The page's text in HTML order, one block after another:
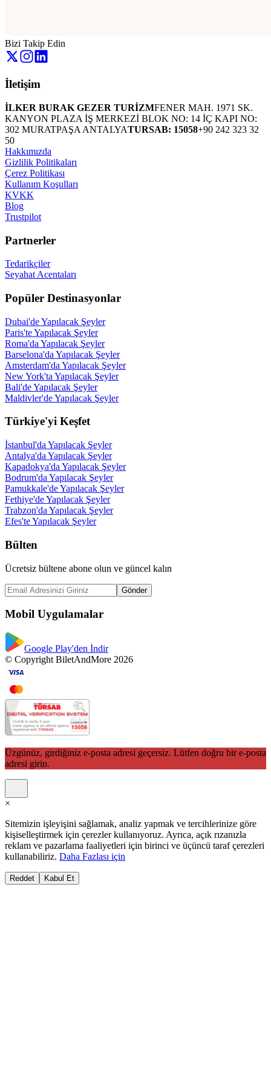
Bizi Takip Edin
İletişim
İLKER BURAK GEZER TURİZMFENER MAH. 1971 SK.
KANYON PLAZA İŞ MERKEZİ BLOK NO: 14 İÇ KAPI NO:
302 MURATPAŞA ANTALYATURSAB: 15058+90 242 323 32
50
Hakkımızda
Gizlilik Politikaları
Çerez Politikası
Kullanım Koşulları
KVKK
Blog
Trustpilot
Partnerler
Tedarikçiler
Seyahat Acentaları
Popüler Destinasyonlar
Dubai'de Yapılacak Şeyler
Paris'te Yapılacak Şeyler
Roma'da Yapılacak Şeyler
Barselona'da Yapılacak Şeyler
Amsterdam'da Yapılacak Şeyler
New York'ta Yapılacak Şeyler
Bali'de Yapılacak Şeyler
Maldivler'de Yapılacak Şeyler
Türkiye'yi Keşfet
İstanbul'da Yapılacak Şeyler
Antalya'da Yapılacak Şeyler
Kapadokya'da Yapılacak Şeyler
Bodrum'da Yapılacak Şeyler
Pamukkale'de Yapılacak Şeyler
Fethiye'de Yapılacak Şeyler
Trabzon'da Yapılacak Şeyler
Efes'te Yapılacak Şeyler
Bülten
Ücretsiz bültene abone olun ve güncel kalın
Gönder
Mobil Uygulamalar
Google Play'den İndir
© Copyright BiletAndMore 2026
Üzgünüz, girdiğiniz e-posta adresi geçersiz. Lütfen doğru bir e-posta
adresi girin.
×
Sitemizin işleyişini sağlamak, analiz yapmak ve tercihlerinize göre
kişiselleştirmek için çerezler kullanıyoruz. Ayrıca, açık rızanızla
reklam ve pazarlama faaliyetleri için birinci ve üçüncü taraf çerezleri
kullanabiliriz. Daha Fazlası için
Reddet Kabul Et